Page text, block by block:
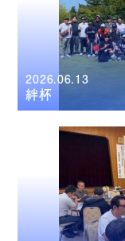
2026.06.13
絆杯